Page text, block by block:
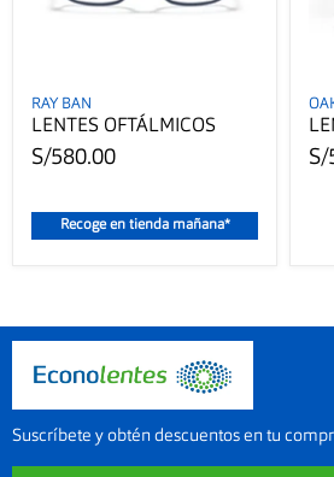
RAY BAN
LENTES OFTÁLMICOS
S/580.00
Recoge en tienda mañana*
S/
Suscríbete y obtén descuentos en tu